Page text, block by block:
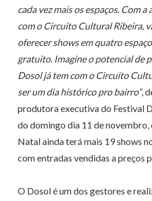
cada vez mais os espaços. Com
com o Circuito Cultural Ribeira,
oferecer shows em quatro
gratuito. Imagine o potencial de
Dosol já tem com o Circuito
ser um dia histórico pro bairro”,
produtora executiva do Festival
do domingo dia 11 de novembro,
Natal ainda terá mais 19 shows
com entradas vendidas a preços
O Dosol é um dos gestores e